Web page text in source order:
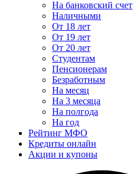
На банковский счет
Наличными
От 18 лет
От 19 лет
От 20 лет
Студентам
Пенсионерам
Безработным
На месяц
На 3 месяца
На полгода
На год
Рейтинг МФО
Кредиты онлайн
Акции и купоны